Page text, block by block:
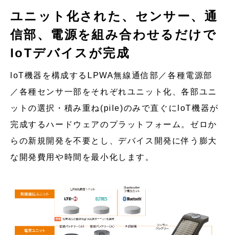
ユニット化された、センサー、通
信部、電源を組み合わせるだけで
IoTデバイスが完成
loT機器を構成するLPWA無線通信部／各種電源部
／各種センサ一部をそれぞれユニット化、各部ユニ
ットの選択・積み重ね(pile)のみで直ぐにloT機器が
完成するハードウェアのプラットフォーム。ゼロか
らの新規開発を不要とし、デバイス開発に伴う膨大
な開発費用や時間を最小化します。